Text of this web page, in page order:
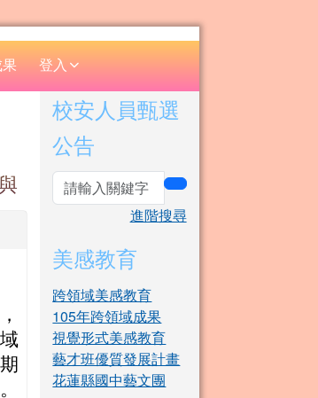
登入
右邊區域內容
校安人員甄選
公告
search
進階搜尋
美感教育
跨領域美感教育
105年跨領域成果
視覺形式美感教育
藝才班優質發展計畫
花蓮縣國中藝文團